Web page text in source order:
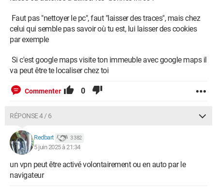
Faut pas "nettoyer le pc", faut "laisser des traces", mais chez
celui qui semble pas savoir où tu est, lui laisser des cookies
par exemple
Si c'est google maps visite ton immeuble avec google maps il
va peut être te localiser chez toi
Commenter 0
RÉPONSE 4 / 6
Redbart 3 382
5 juin 2025 à 21:34
un vpn peut être activé volontairement ou en auto par le
navigateur